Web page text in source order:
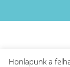
Honlapunk a